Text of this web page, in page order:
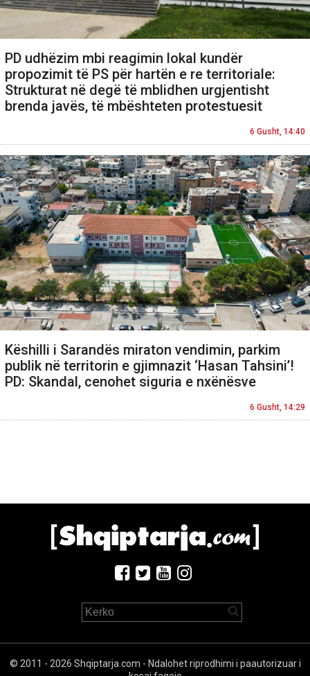
PD udhëzim mbi reagimin lokal kundër
propozimit të PS për hartën e re territoriale:
Strukturat në degë të mblidhen urgjentisht
brenda javës, të mbështeten protestuesit
6 Gusht, 14:40
Këshilli i Sarandës miraton vendimin, parkim
publik në territorin e gjimnazit ‘Hasan Tahsini’!
PD: Skandal, cenohet siguria e nxënësve
6 Gusht, 14:29
© 2011 - 2026 Shqiptarja.com - Ndalohet riprodhimi i paautorizuar i